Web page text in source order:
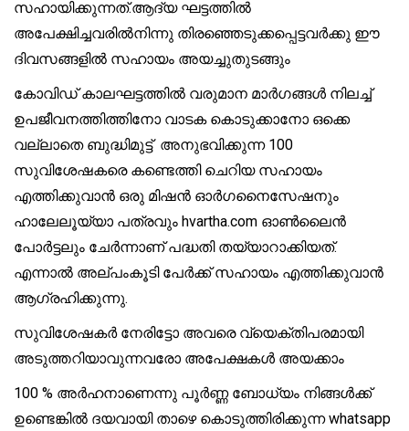
സഹായിക്കുന്നത്.ആദ്യ ഘട്ടത്തിൽ
അപേക്ഷിച്ചവരിൽനിന്നു തിരഞ്ഞെടുക്കപ്പെട്ടവർക്കു ഈ
ദിവസങ്ങളിൽ സഹായം അയച്ചുതുടങ്ങും
കോവിഡ് കാലഘട്ടത്തിൽ വരുമാന മാർഗങ്ങൾ നിലച്ച്
ഉപജീവനത്തിത്തിനോ വാടക കൊടുക്കാനോ ഒക്കെ
വല്ലാതെ ബുദ്ധിമുട്ട് അനുഭവിക്കുന്ന 100
സുവിശേഷകരെ കണ്ടെത്തി ചെറിയ സഹായം
എത്തിക്കുവാൻ ഒരു മിഷൻ ഓർഗനൈസേഷനും
ഹാലേലൂയ്യാ പത്രവും hvartha.com ഓൺലൈൻ
പോർട്ടലും ചേർന്നാണ് പദ്ധതി തയ്യാറാക്കിയത്.
എന്നാൽ അല്പംകൂടി പേർക്ക് സഹായം എത്തിക്കുവാൻ
ആഗ്രഹിക്കുന്നു.
സുവിശേഷകർ നേരിട്ടോ അവരെ വ്യെക്തിപരമായി
അടുത്തറിയാവുന്നവരോ അപേക്ഷകൾ അയക്കാം
100 % അർഹനാണെന്നു പൂർണ്ണ ബോധ്യം നിങ്ങൾക്ക്
ഉണ്ടെങ്കിൽ ദയവായി താഴെ കൊടുത്തിരിക്കുന്ന whatsapp